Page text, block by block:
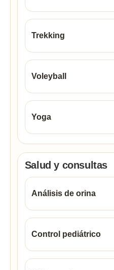
Trekking
Voleyball
Yoga
Salud y consultas
Análisis de orina
Control pediátrico